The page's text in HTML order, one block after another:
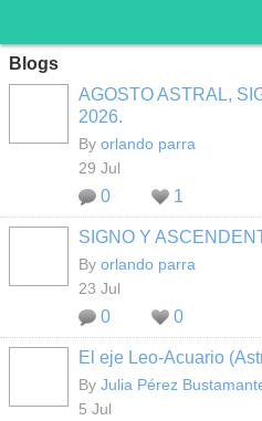
Blogs
AGOSTO ASTRAL,
2026.
By orlando parra
29 Jul
0 1
SIGNO Y
By orlando parra
23 Jul
0 0
El eje Leo-Acuario
By Julia Pérez
5 Jul